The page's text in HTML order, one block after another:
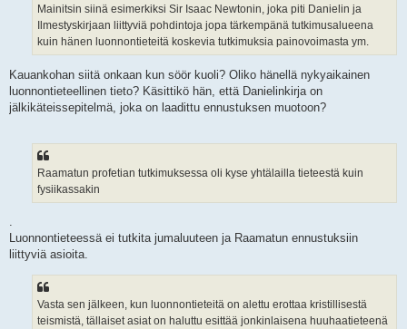
Mainitsin siinä esimerkiksi Sir Isaac Newtonin, joka piti Danielin ja
Ilmestyskirjaan liittyviä pohdintoja jopa tärkempänä tutkimusalueena
kuin hänen luonnontieteitä koskevia tutkimuksia painovoimasta ym.
Kauankohan siitä onkaan kun söör kuoli? Oliko hänellä nykyaikainen
luonnontieteellinen tieto? Käsittikö hän, että Danielinkirja on
jälkikäteissepitelmä, joka on laadittu ennustuksen muotoon?
Raamatun profetian tutkimuksessa oli kyse yhtälailla tieteestä kuin
fysiikassakin
.
Luonnontieteessä ei tutkita jumaluuteen ja Raamatun ennustuksiin
liittyviä asioita.
Vasta sen jälkeen, kun luonnontieteitä on alettu erottaa kristillisestä
teismistä, tällaiset asiat on haluttu esittää jonkinlaisena huuhaatieteenä